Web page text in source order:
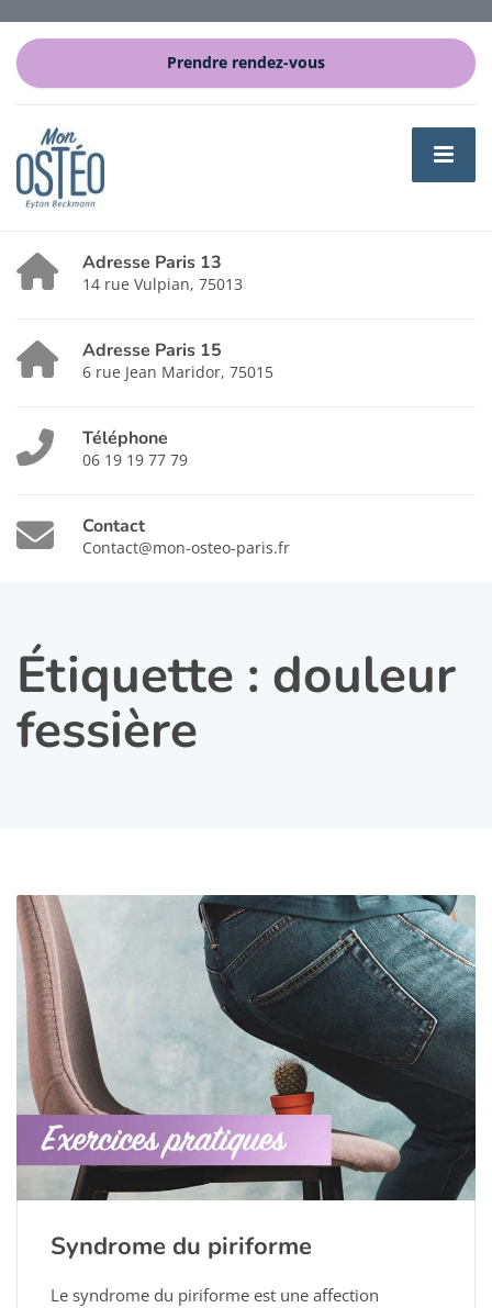
Prendre rendez-vous
Adresse Paris 13
14 rue Vulpian, 75013
Adresse Paris 15
6 rue Jean Maridor, 75015
Téléphone
06 19 19 77 79
Contact
Contact@mon-osteo-paris.fr
Étiquette : douleur
fessière
Syndrome du piriforme
Le syndrome du piriforme est une affection